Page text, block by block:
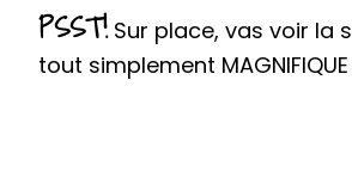
PSST!Sur place, vas voir la
tout simplement MAGNIFIQUE